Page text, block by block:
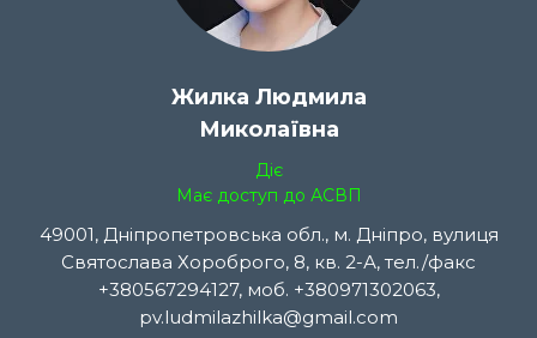
Жилка Людмила
Миколаївна
Діє
Має доступ до АСВП
49001, Дніпропетровська обл., м. Дніпро, вулиця
Святослава Хороброго, 8, кв. 2-А, тел./факс
+380567294127, моб. +380971302063,
pv.ludmilazhilka@gmail.com